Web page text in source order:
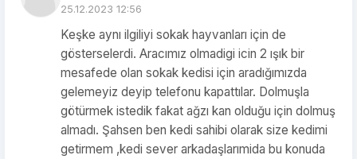
25.12.2023 12:56
Keşke aynı ilgiliyi sokak hayvanları için de
gösterselerdi. Aracımız olmadigi icin 2 ışık bir
mesafede olan sokak kedisi için aradığımızda
gelemeyiz deyip telefonu kapattılar. Dolmuşla
götürmek istedik fakat ağzı kan olduğu için dolmuş
almadı. Şahsen ben kedi sahibi olarak size kedimi
getirmem ,kedi sever arkadaşlarımida bu konuda